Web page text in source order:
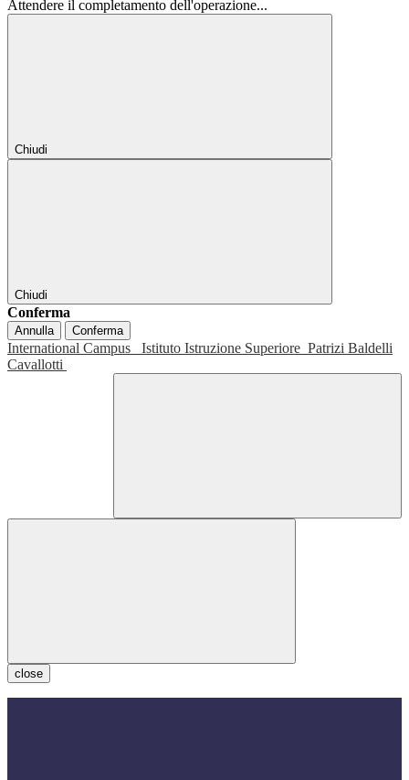
Attendere il completamento dell'operazione...
Chiudi
Chiudi
Conferma
Annulla Conferma
International Campus Istituto Istruzione Superiore Patrizi Baldelli
Cavallotti
close